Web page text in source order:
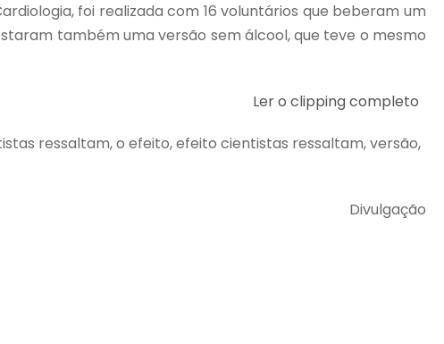
foi realizada com 16 voluntários que beberam um
também uma versão sem álcool, que teve o mesmo
Ler o clipping completo
ressaltam, o efeito, efeito cientistas ressaltam, versão,
Divulgação